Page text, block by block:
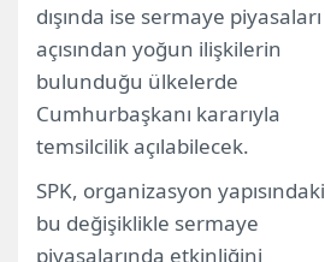
dışında ise sermaye piyasaları
açısından yoğun ilişkilerin
bulunduğu ülkelerde
Cumhurbaşkanı kararıyla
temsilcilik açılabilecek.
SPK, organizasyon yapısındaki
bu değişiklikle sermaye
piyasalarında etkinliğini